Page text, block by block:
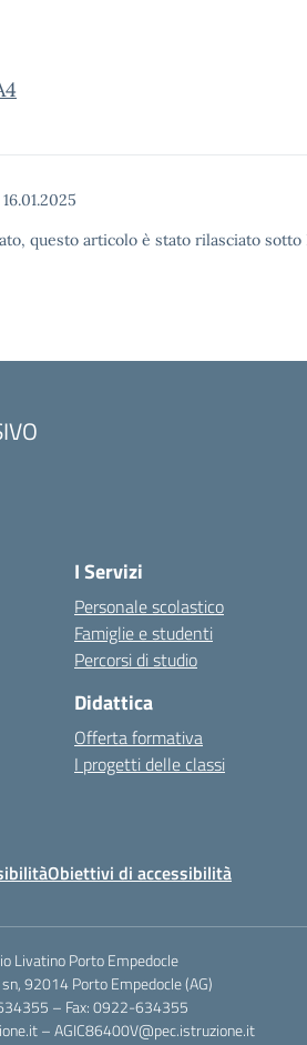
16.01.2025
questo articolo è stato rilasciato
I Servizi
Personale scolastico
Famiglie e studenti
Percorsi di studio
Didattica
Offerta formativa
I progetti delle classi
Obiettivi di accessibilità
Livatino Porto Empedocle
92014 Porto Empedocle (AG)
– Fax: 0922-634355
–AGIC86400V@pec.istruzione.it